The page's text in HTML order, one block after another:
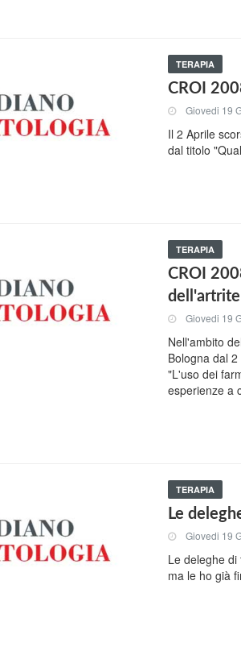
TERAPIA
CROI
Giovedi 19
Il 2 Aprile
dal titolo
TERAPIA
CROI
Giovedi 19
Nell'ambito
Bologna dal
"L'uso dei
esperienze a
TERAPIA
Le
Giovedi 19
Le deleghe
ma le ho già